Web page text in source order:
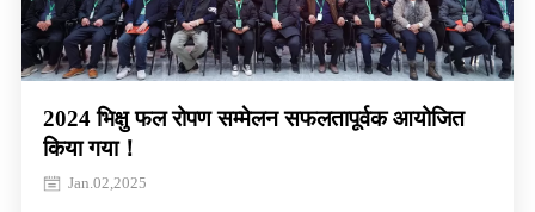
2024 भिक्षु फल रोपण सम्मेलन सफलतापूर्वक आयोजित
किया गया！
Jan.02,2025